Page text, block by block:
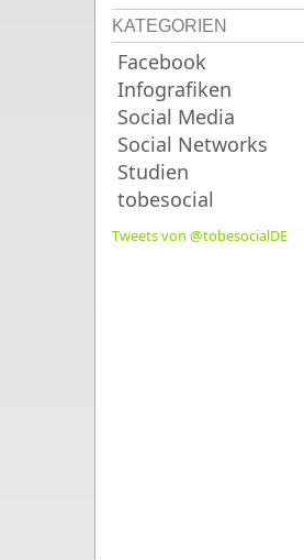
KATEGORIEN
Facebook
Infografiken
Social Media
Social Networks
Studien
tobesocial
Tweets von @tobesocialDE